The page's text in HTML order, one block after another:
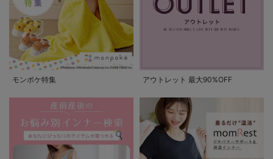
モンポケ特集 アウトレット 最大90%OFF